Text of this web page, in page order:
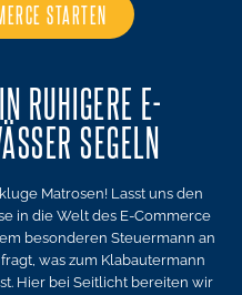
STARTEN
RUHIGERE E-
SEGELN
Matrosen! Lasst uns den
in die Welt des E-Commerce
besonderen Steuermann an
was zum Klabautermann
Hier bei Seitlicht bereiten wir